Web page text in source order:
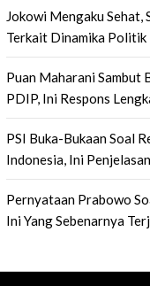
Jokowi Mengaku Sehat,
Terkait Dinamika Politik
Puan Maharani Sambut
PDIP, Ini Respons
PSI Buka-Bukaan Soal
Indonesia, Ini
Pernyataan Prabowo
Ini Yang Sebenarnya